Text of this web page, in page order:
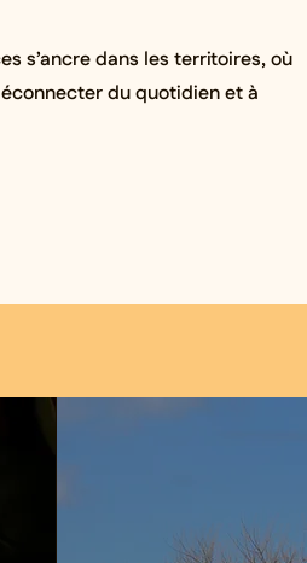
s’ancre dans les territoires, où
du quotidien et à